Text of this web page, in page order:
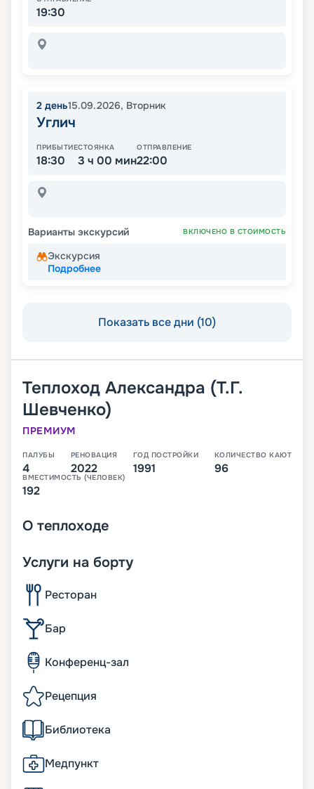
19:30
2 день15.09.2026, Вторник
Углич
ПРИБЫТИЕ
18:30
СТОЯНКА
3 ч 00 мин
ОТПРАВЛЕНИЕ
22:00
Варианты экскурсий ВКЛЮЧЕНО В СТОИМОСТЬ
Экскурсия
Подробнее
Показать все дни (10)
Теплоход Александра (Т.Г.
Шевченко)
ПРЕМИУМ
ПАЛУБЫ
4
РЕНОВАЦИЯ
2022
ГОД ПОСТРОЙКИ
1991
КОЛИЧЕСТВО КАЮТ
96
ВМЕСТИМОСТЬ (ЧЕЛОВЕК)
192
О теплоходе
Услуги на борту
Ресторан
Бар
Конференц-зал
Рецепция
Библиотека
Медпункт